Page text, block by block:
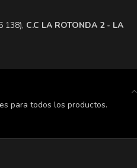
138), ​C.C LA ROTONDA 2 - LA
para todos los productos.